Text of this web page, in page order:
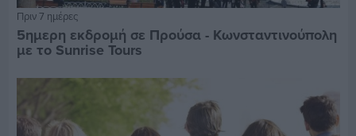
Πριν 7 ημέρες
5ημερη εκδρομή σε Προύσα - Κωνσταντινούπολη
με το Sunrise Tours